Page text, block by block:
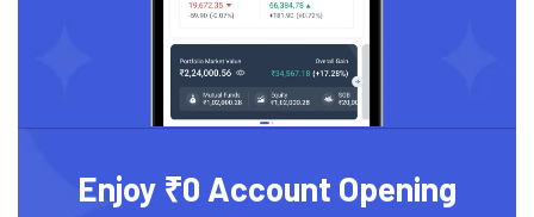
Enjoy ₹0 Account Opening